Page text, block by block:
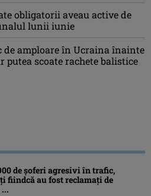
obligatorii aveau active de
lunii iunie
de amploare în Ucraina înainte
putea scoate rachete balistice
de şoferi agresivi în trafic,
fiindcă au fost reclamaţi de